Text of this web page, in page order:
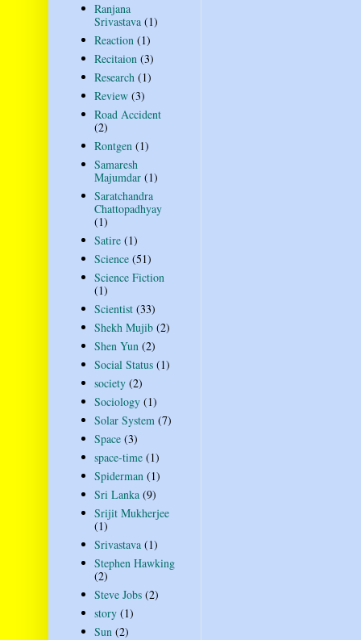
Ranjana
Srivastava (1)
Reaction (1)
Recitaion (3)
Research (1)
Review (3)
Road Accident
(2)
Rontgen (1)
Samaresh
Majumdar (1)
Saratchandra
Chattopadhyay
(1)
Satire (1)
Science (51)
Science Fiction
(1)
Scientist (33)
Shekh Mujib (2)
Shen Yun (2)
Social Status (1)
society (2)
Sociology (1)
Solar System (7)
Space (3)
space-time (1)
Spiderman (1)
Sri Lanka (9)
Srijit Mukherjee
(1)
Srivastava (1)
Stephen Hawking
(2)
Steve Jobs (2)
story (1)
Sun (2)